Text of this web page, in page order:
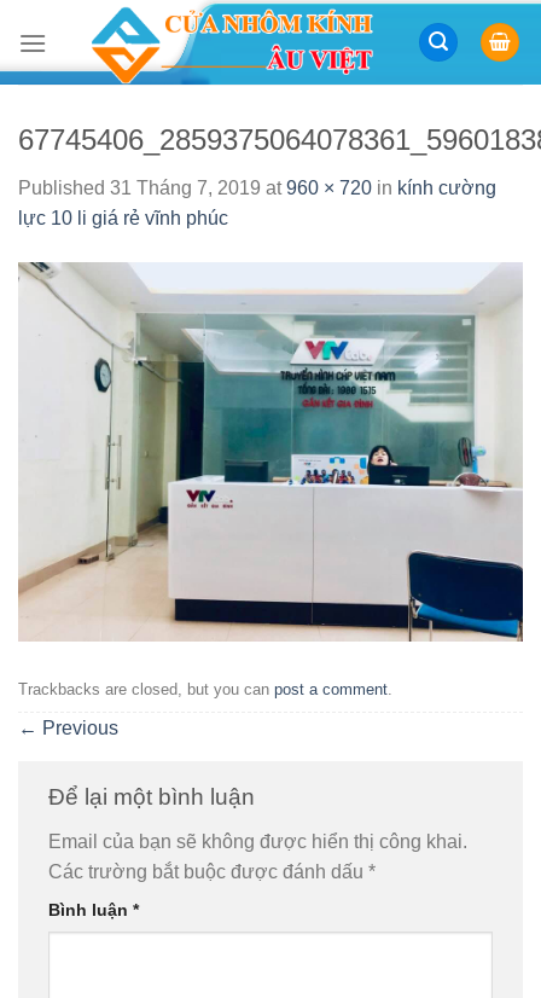
content
Published 31 Tháng 7, 2019 at960 × 720 in kính cường
lực 10 li giá rẻ vĩnh phúc
Trackbacks are closed, but you can post a comment
← Previous
Để lại một bình luận
Email của bạn sẽ không được hiển thị công khai.
Các trường bắt buộc được đánh dấu *
Bình luận *